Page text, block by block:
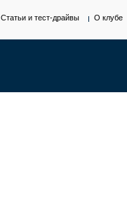
Статьи и тест-драйвы О клубе